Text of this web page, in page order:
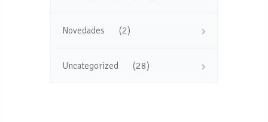
Novedades (2)
Uncategorized (28)